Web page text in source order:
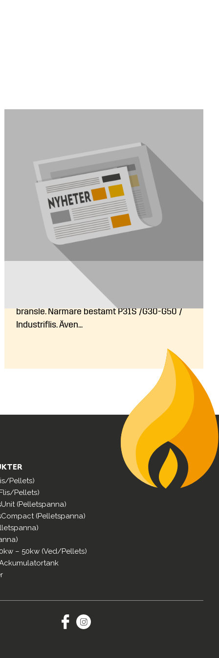
Hur grovt bränsle kan jag elda?
Med våra flispannor kan du elda grovt
bränsle. Närmare bestämt P31S /G30-G50 /
Industriflis. Även...
Pellets)
Pellets)
(Pelletspanna)
(Pelletspanna)
– 50kw (Ved/Pellets)
Ackumulatortank